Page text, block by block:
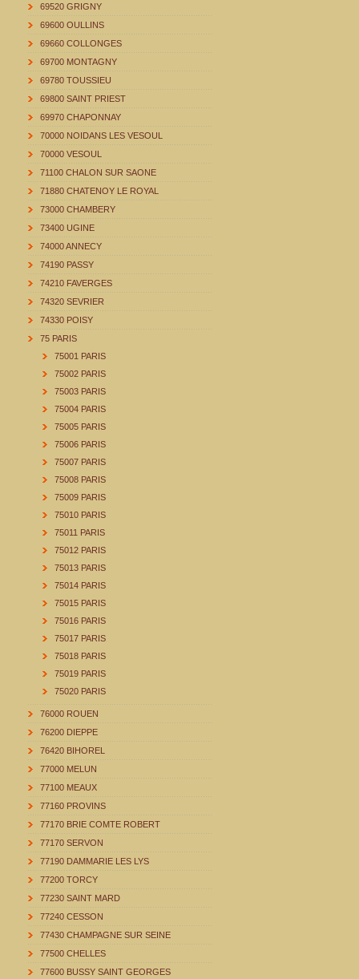
69520 GRIGNY
69600 OULLINS
69660 COLLONGES
69700 MONTAGNY
69780 TOUSSIEU
69800 SAINT PRIEST
69970 CHAPONNAY
70000 NOIDANS LES VESOUL
70000 VESOUL
71100 CHALON SUR SAONE
71880 CHATENOY LE ROYAL
73000 CHAMBERY
73400 UGINE
74000 ANNECY
74190 PASSY
74210 FAVERGES
74320 SEVRIER
74330 POISY
75 PARIS
75001 PARIS
75002 PARIS
75003 PARIS
75004 PARIS
75005 PARIS
75006 PARIS
75007 PARIS
75008 PARIS
75009 PARIS
75010 PARIS
75011 PARIS
75012 PARIS
75013 PARIS
75014 PARIS
75015 PARIS
75016 PARIS
75017 PARIS
75018 PARIS
75019 PARIS
75020 PARIS
76000 ROUEN
76200 DIEPPE
76420 BIHOREL
77000 MELUN
77100 MEAUX
77160 PROVINS
77170 BRIE COMTE ROBERT
77170 SERVON
77190 DAMMARIE LES LYS
77200 TORCY
77230 SAINT MARD
77240 CESSON
77430 CHAMPAGNE SUR SEINE
77500 CHELLES
77600 BUSSY SAINT GEORGES